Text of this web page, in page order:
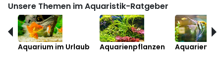
Unsere Themen im Aquaristik-Ratgeber
Aquarium im Urlaub Aquarienpflanzen